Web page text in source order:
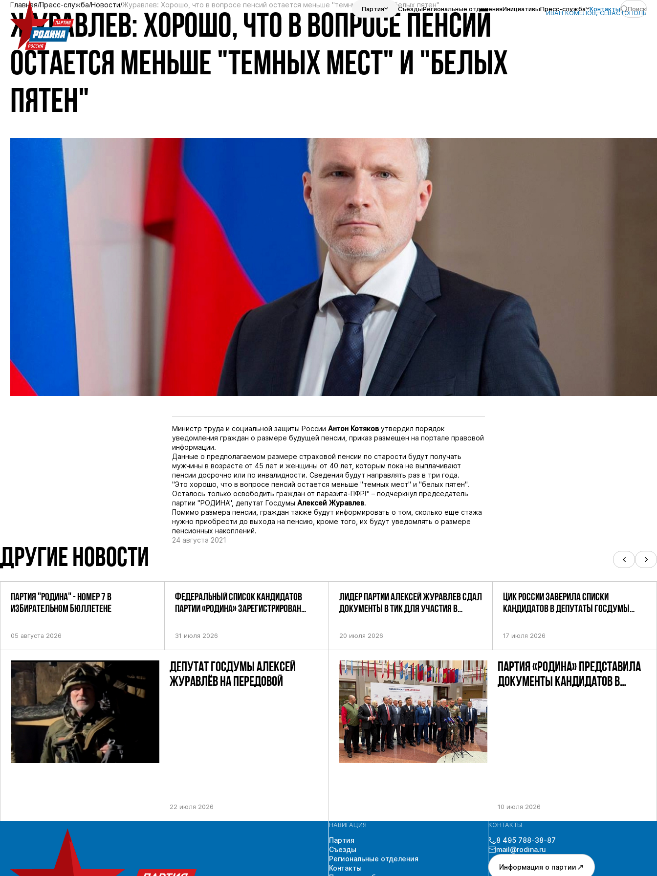
Партия СъездыРегиональные отделенияИнициативыПресс-служба Контакты Поиск
Главная Пресс-служба Новости Журавлев: Хорошо, что в вопросе пенсий остается меньше "темных мест" и "белых пятен"
ЖУРАВЛЕВ: ХОРОШО, ЧТО В ВОПРОСЕ ПЕНСИЙ
ОСТАЕТСЯ МЕНЬШЕ "ТЕМНЫХ МЕСТ" И "БЕЛЫХ
ПЯТЕН"
ИВАН КОМЕЛОВ, СЕВАСТОПОЛЬ
Министр труда и социальной защиты России Антон Котяков утвердил порядок
уведомления граждан о размере будущей пенсии, приказ размещен на портале правовой
информации.
Данные о предполагаемом размере страховой пенсии по старости будут получать
мужчины в возрасте от 45 лет и женщины от 40 лет, которым пока не выплачивают
пенсии досрочно или по инвалидности. Сведения будут направлять раз в три года.
"Это хорошо, что в вопросе пенсий остается меньше "темных мест" и "белых пятен".
Осталось только освободить граждан от паразита-ПФР!" – подчеркнул председатель
партии "РОДИНА", депутат Госдумы Алексей Журавлев.
Помимо размера пенсии, граждан также будут информировать о том, сколько еще стажа
нужно приобрести до выхода на пенсию, кроме того, их будут уведомлять о размере
пенсионных накоплений.
24 августа 2021
ДРУГИЕ НОВОСТИ
ПАРТИЯ "РОДИНА" - НОМЕР 7 В
ИЗБИРАТЕЛЬНОМ БЮЛЛЕТЕНЕ
05 августа 2026
ФЕДЕРАЛЬНЫЙ СПИСОК КАНДИДАТОВ
ПАРТИИ «РОДИНА» ЗАРЕГИСТРИРОВАН
31 июля 2026
ДЕПУТАТ ГОСДУМЫ АЛЕКСЕЙ
ЖУРАВЛЁВ НА ПЕРЕДОВОЙ
22 июля 2026
ЛИДЕР ПАРТИИ АЛЕКСЕЙ ЖУРАВЛЕВ СДАЛ
ДОКУМЕНТЫ В ТИК ДЛЯ УЧАСТИЯ В
ПО НЕФТЕКАМСКОМУ ОДНОМАНДАТНОМУ
20 июля 2026
ЦИК РОССИИ ЗАВЕРИЛА СПИСКИ
КАНДИДАТОВ В ДЕПУТАТЫ ГОСДУМЫ
17 июля 2026
ПАРТИЯ «РОДИНА» ПРЕДСТАВИЛА
ДОКУМЕНТЫ КАНДИДАТОВ В
10 июля 2026
НАВИГАЦИЯ
Партия
Съезды
Региональные отделения
Контакты
КОНТАКТЫ
8 495 788-38-87
mail@rodina.ru
Информация о партии